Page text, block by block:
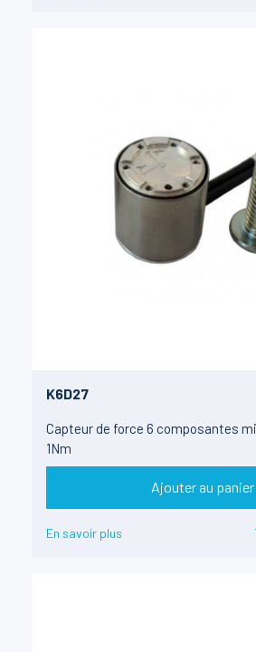
K6D27
Capteur de force 6 composantes
1Nm
Ajouter au panier
En savoir plus